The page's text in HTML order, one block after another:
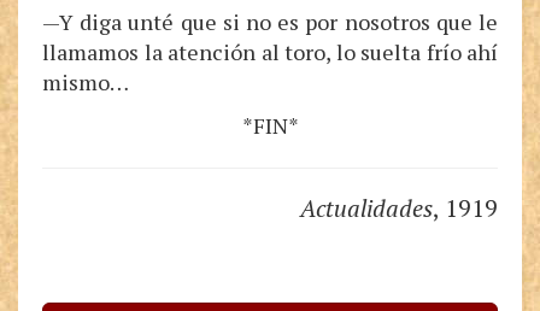
—Y diga unté que si no es por nosotros que le
llamamos la atención al toro, lo suelta frío ahí
mismo…
*FIN*
Actualidades, 1919